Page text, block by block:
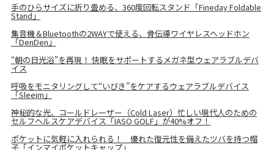
手のひらサイズに折り畳める、360度回転スタンド「Fineday Foldable
Stand」
集音機＆Bluetoothの2WAYで使える、骨伝導ワイヤレスヘッドホン
「DenDen」
“朝の日光浴”を再現！ 快眠をサポートするメガネ型ウェアラブルデバ
イス
呼吸をモニタリングして“いびき”をケアするウェアラブルデバイス
「Sleeim」
神秘的な光、コールドレーザー（Cold Laser）忙しい現代人のための
セルフヘルスケアデバイス「IASO GOLF」が40%オフ！
ポケットに気軽に入れられる！ 優れた復元性を備えたツバを持つ帽
子「インマイポケットキャップ」